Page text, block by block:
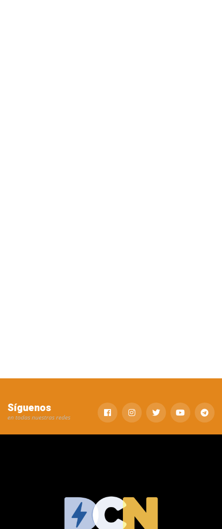
Síguenos
en todas nuestras redes